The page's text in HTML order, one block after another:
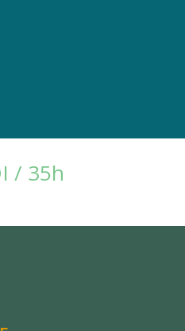
/ 35h